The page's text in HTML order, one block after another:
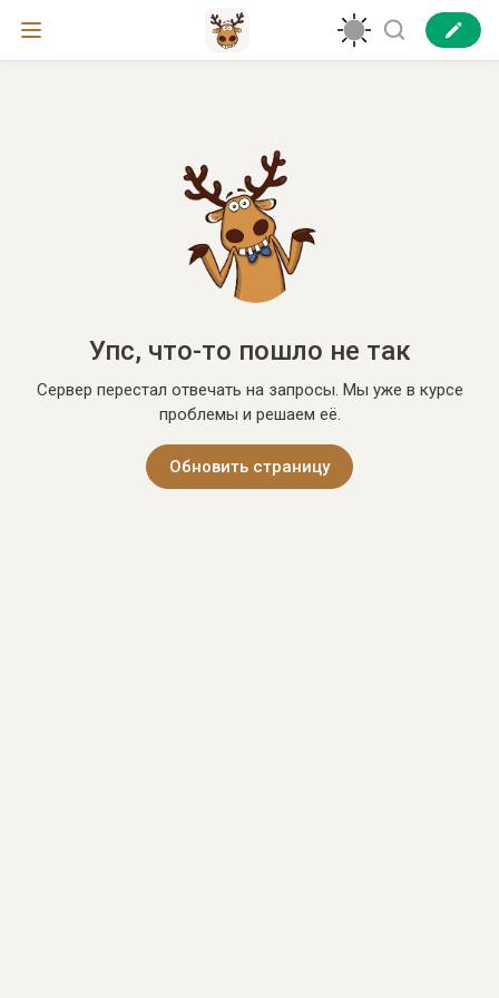
Упс, что-то пошло не так
Сервер перестал отвечать на запросы. Мы уже в курсе
проблемы и решаем её.
Обновить страницу